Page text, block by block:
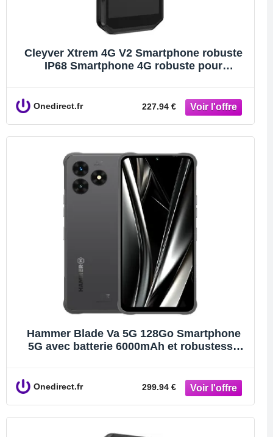
Cleyver Xtrem 4G V2 Smartphone robuste
IP68 Smartphone 4G robuste pour
Onedirect.fr 227.94 €
Hammer Blade Va 5G 128Go Smartphone
5G avec batterie 6000mAh et robustesse
Onedirect.fr 299.94 €